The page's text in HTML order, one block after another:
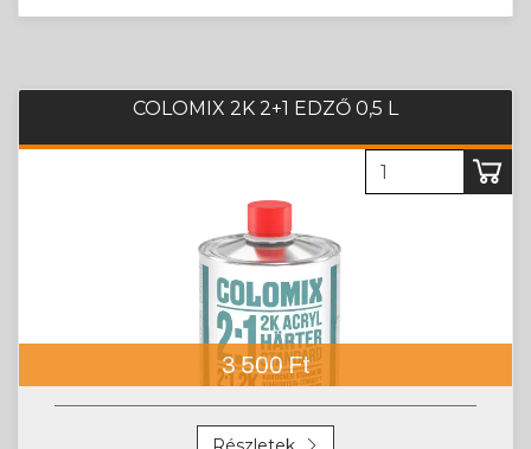
3 500 Ft
Részletek